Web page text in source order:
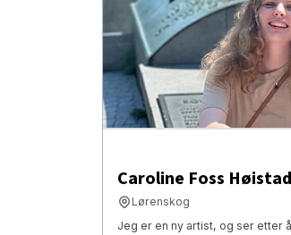
Caroline Foss Høistad
Lørenskog
Jeg er en ny artist, og ser etter